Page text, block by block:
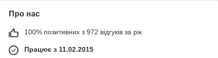
Про нас
100% позитивних з 972 відгуків за рік
Працює з 11.02.2015